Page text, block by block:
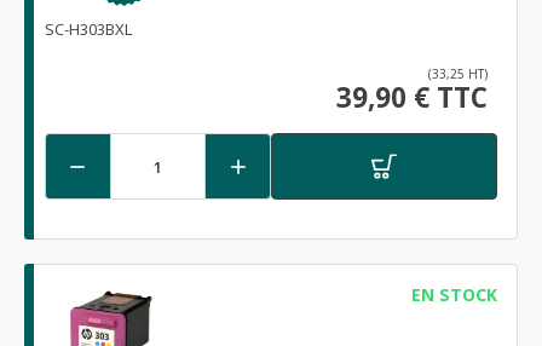
SC-H303BXL
(33,25 HT)
39,90 € TTC
 
EN STOCK